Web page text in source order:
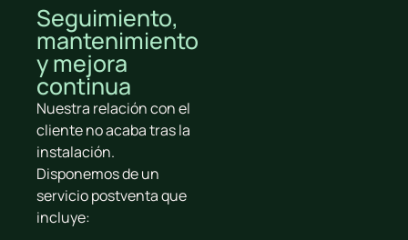
Seguimiento,
mantenimiento
y mejora
continua
Nuestra relación con el
cliente no acaba tras la
instalación.
Disponemos de un
servicio postventa que
incluye: